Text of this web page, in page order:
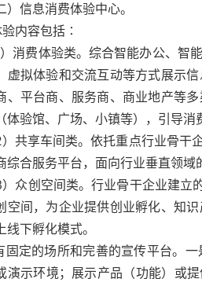
）信息消费体验中心。
验内容包括∶
）消费体验类。综合智能办公、
虚拟体验和交流互动等方式展示
、平台商、服务商、商业地产等
体验馆、广场、小镇等），引导消
）共享车间类。依托重点行业骨
综合服务平台，面向行业垂直领域
）众创空间类。行业骨干企业建
空间，为企业提供创业孵化、知
线下孵化模式。
固定的场所和完善的宣传平台。
演示环境；展示产品（功能）或